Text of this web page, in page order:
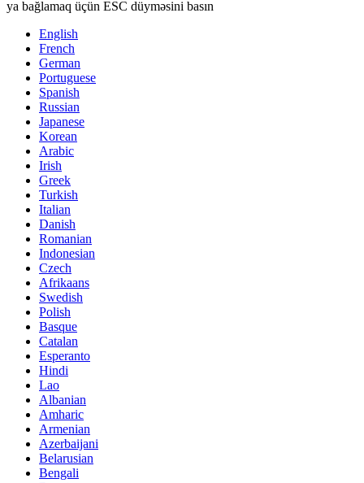
ya bağlamaq üçün ESC düyməsini basın
English
French
German
Portuguese
Spanish
Russian
Japanese
Korean
Arabic
Irish
Greek
Turkish
Italian
Danish
Romanian
Indonesian
Czech
Afrikaans
Swedish
Polish
Basque
Catalan
Esperanto
Hindi
Lao
Albanian
Amharic
Armenian
Azerbaijani
Belarusian
Bengali